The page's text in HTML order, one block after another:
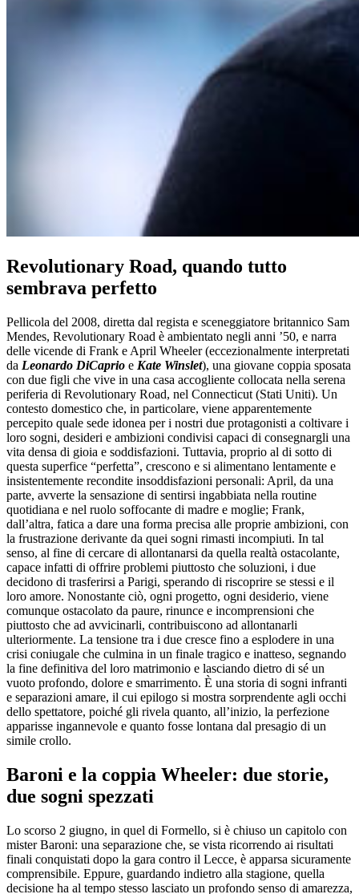
Revolutionary Road, quando tutto
sembrava perfetto
Pellicola del 2008, diretta dal regista e sceneggiatore britannico Sam
Mendes, Revolutionary Road è ambientato negli anni ’50, e narra
delle vicende di Frank e April Wheeler (eccezionalmente interpretati
da Leonardo DiCaprio e Kate Winslet), una giovane coppia sposata
con due figli che vive in una casa accogliente collocata nella serena
periferia di Revolutionary Road, nel Connecticut (Stati Uniti). Un
contesto domestico che, in particolare, viene apparentemente
percepito quale sede idonea per i nostri due protagonisti a coltivare i
loro sogni, desideri e ambizioni condivisi capaci di consegnargli una
vita densa di gioia e soddisfazioni. Tuttavia, proprio al di sotto di
questa superfice “perfetta”, crescono e si alimentano lentamente e
insistentemente recondite insoddisfazioni personali: April, da una
parte, avverte la sensazione di sentirsi ingabbiata nella routine
quotidiana e nel ruolo soffocante di madre e moglie; Frank,
dall’altra, fatica a dare una forma precisa alle proprie ambizioni, con
la frustrazione derivante da quei sogni rimasti incompiuti. In tal
senso, al fine di cercare di allontanarsi da quella realtà ostacolante,
capace infatti di offrire problemi piuttosto che soluzioni, i due
decidono di trasferirsi a Parigi, sperando di riscoprire se stessi e il
loro amore. Nonostante ciò, ogni progetto, ogni desiderio, viene
comunque ostacolato da paure, rinunce e incomprensioni che
piuttosto che ad avvicinarli, contribuiscono ad allontanarli
ulteriormente. La tensione tra i due cresce fino a esplodere in una
crisi coniugale che culmina in un finale tragico e inatteso, segnando
la fine definitiva del loro matrimonio e lasciando dietro di sé un
vuoto profondo, dolore e smarrimento. È una storia di sogni infranti
e separazioni amare, il cui epilogo si mostra sorprendente agli occhi
dello spettatore, poiché gli rivela quanto, all’inizio, la perfezione
apparisse ingannevole e quanto fosse lontana dal presagio di un
simile crollo.
Baroni e la coppia Wheeler: due storie,
due sogni spezzati
Lo scorso 2 giugno, in quel di Formello, si è chiuso un capitolo con
mister Baroni: una separazione che, se vista ricorrendo ai risultati
finali conquistati dopo la gara contro il Lecce, è apparsa sicuramente
comprensibile. Eppure, guardando indietro alla stagione, quella
decisione ha al tempo stesso lasciato un profondo senso di amarezza,